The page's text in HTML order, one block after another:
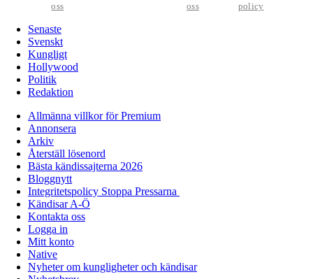
oss
oss
policy
Senaste
Svenskt
Kungligt
Hollywood
Politik
Redaktion
Allmänna villkor för Premium
Annonsera
Arkiv
Återställ lösenord
Bästa kändissajterna 2026
Bloggnytt
Integritetspolicy Stoppa Pressarna
Kändisar A-Ö
Kontakta oss
Logga in
Mitt konto
Native
Nyheter om kungligheter och kändisar